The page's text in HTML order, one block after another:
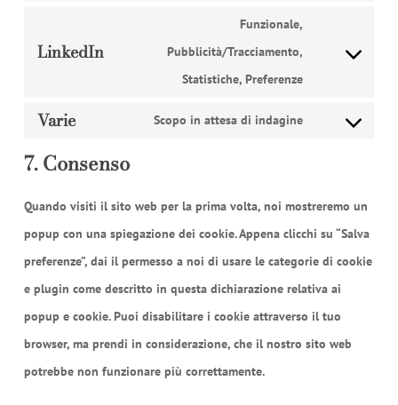
facebook
LinkedIn
Funzionale,
Pubblicità/Tracciamento,
Statistiche, Preferenze
Consent
service
Varie
Scopo in attesa di indagine
Consent
varie
7. Consenso
Quando visiti il sito web per la prima volta, noi mostreremo un
popup con una spiegazione dei cookie. Appena clicchi su “Salva
preferenze”, dai il permesso a noi di usare le categorie di cookie
e plugin come descritto in questa dichiarazione relativa ai
popup e cookie. Puoi disabilitare i cookie attraverso il tuo
browser, ma prendi in considerazione, che il nostro sito web
potrebbe non funzionare più correttamente.